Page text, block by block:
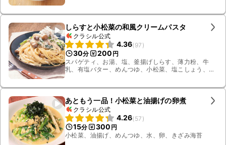
しらすと小松菜の和風クリームパスタ
クラシル公式
4.36(97 )
30分 200 円
スパゲティ、お湯、塩、釜揚げしらす、薄力粉、牛
乳、有塩バター、めんつゆ、小松菜、塩こしょう、し
あともう一品！小松菜と油揚げの卵煮
クラシル公式
4.26(57 )
15分 300 円
小松菜、油揚げ、めんつゆ、水、卵、きざみ海苔